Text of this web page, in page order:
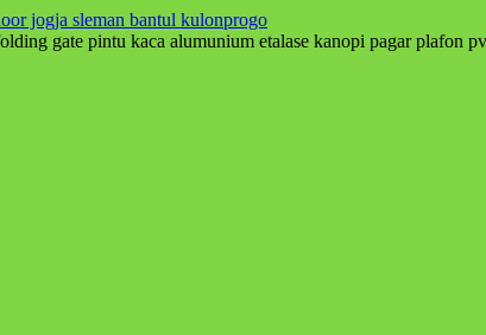
jogja sleman bantul kulonprogo
gate pintu kaca alumunium etalase kanopi pagar plafon